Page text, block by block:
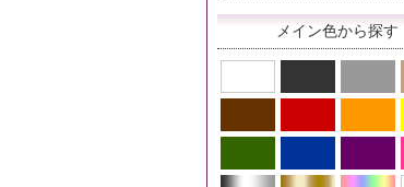
メイン色から探す